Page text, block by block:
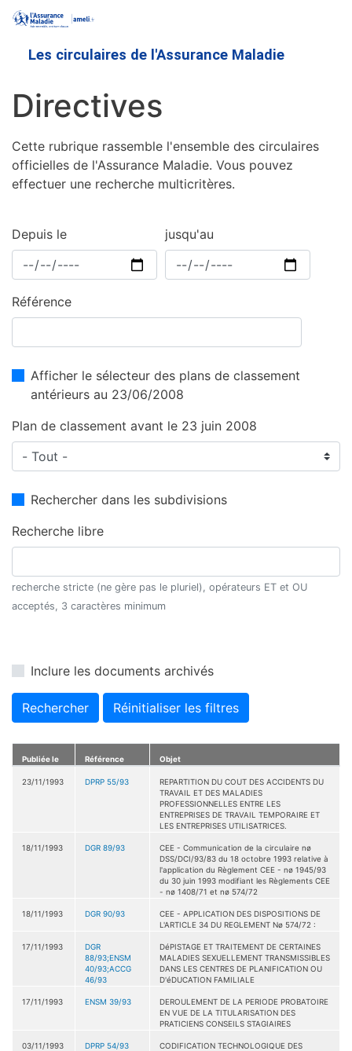
contenu
Les circulaires de l'Assurance Maladie
Directives
Cette rubrique rassemble l'ensemble des circulaires
officielles de l'Assurance Maladie. Vous pouvez
effectuer une recherche multicritères.
Depuis le jusqu'au
Référence
Afficher le sélecteur des plans de classement
antérieurs au 23/06/2008
Plan de classement avant le 23 juin 2008
Rechercher dans les subdivisions
Recherche libre
recherche stricte (ne gère pas le pluriel), opérateurs ET et OU
acceptés, 3 caractères minimum
Inclure les documents archivés
Rechercher Réinitialiser les filtres
Publiée le Référence Objet
23/11/1993 DPRP 55/93
REPARTITION DU COUT DES ACCIDENTS DU
TRAVAIL ET DES MALADIES
PROFESSIONNELLES ENTRE LES
ENTREPRISES DE TRAVAIL TEMPORAIRE ET
LES ENTREPRISES UTILISATRICES.
18/11/1993 DGR 89/93
CEE - Communication de la circulaire nø
DSS/DCI/93/83 du 18 octobre 1993 relative à
l'application du Règlement CEE - nø 1945/93
du 30 juin 1993 modifiant les Règlements CEE
- nø 1408/71 et nø 574/72
18/11/1993 DGR 90/93
CEE - APPLICATION DES DISPOSITIONS DE
L'ARTICLE 34 DU REGLEMENT Nø 574/72 :
17/11/1993
DGR
88/93;ENSM
40/93;ACCG
46/93
DéPISTAGE ET TRAITEMENT DE CERTAINES
MALADIES SEXUELLEMENT TRANSMISSIBLES
DANS LES CENTRES DE PLANIFICATION OU
D'éDUCATION FAMILIALE
17/11/1993 ENSM 39/93
DEROULEMENT DE LA PERIODE PROBATOIRE
EN VUE DE LA TITULARISATION DES
PRATICIENS CONSEILS STAGIAIRES
03/11/1993 DPRP 54/93
CODIFICATION TECHNOLOGIQUE DES